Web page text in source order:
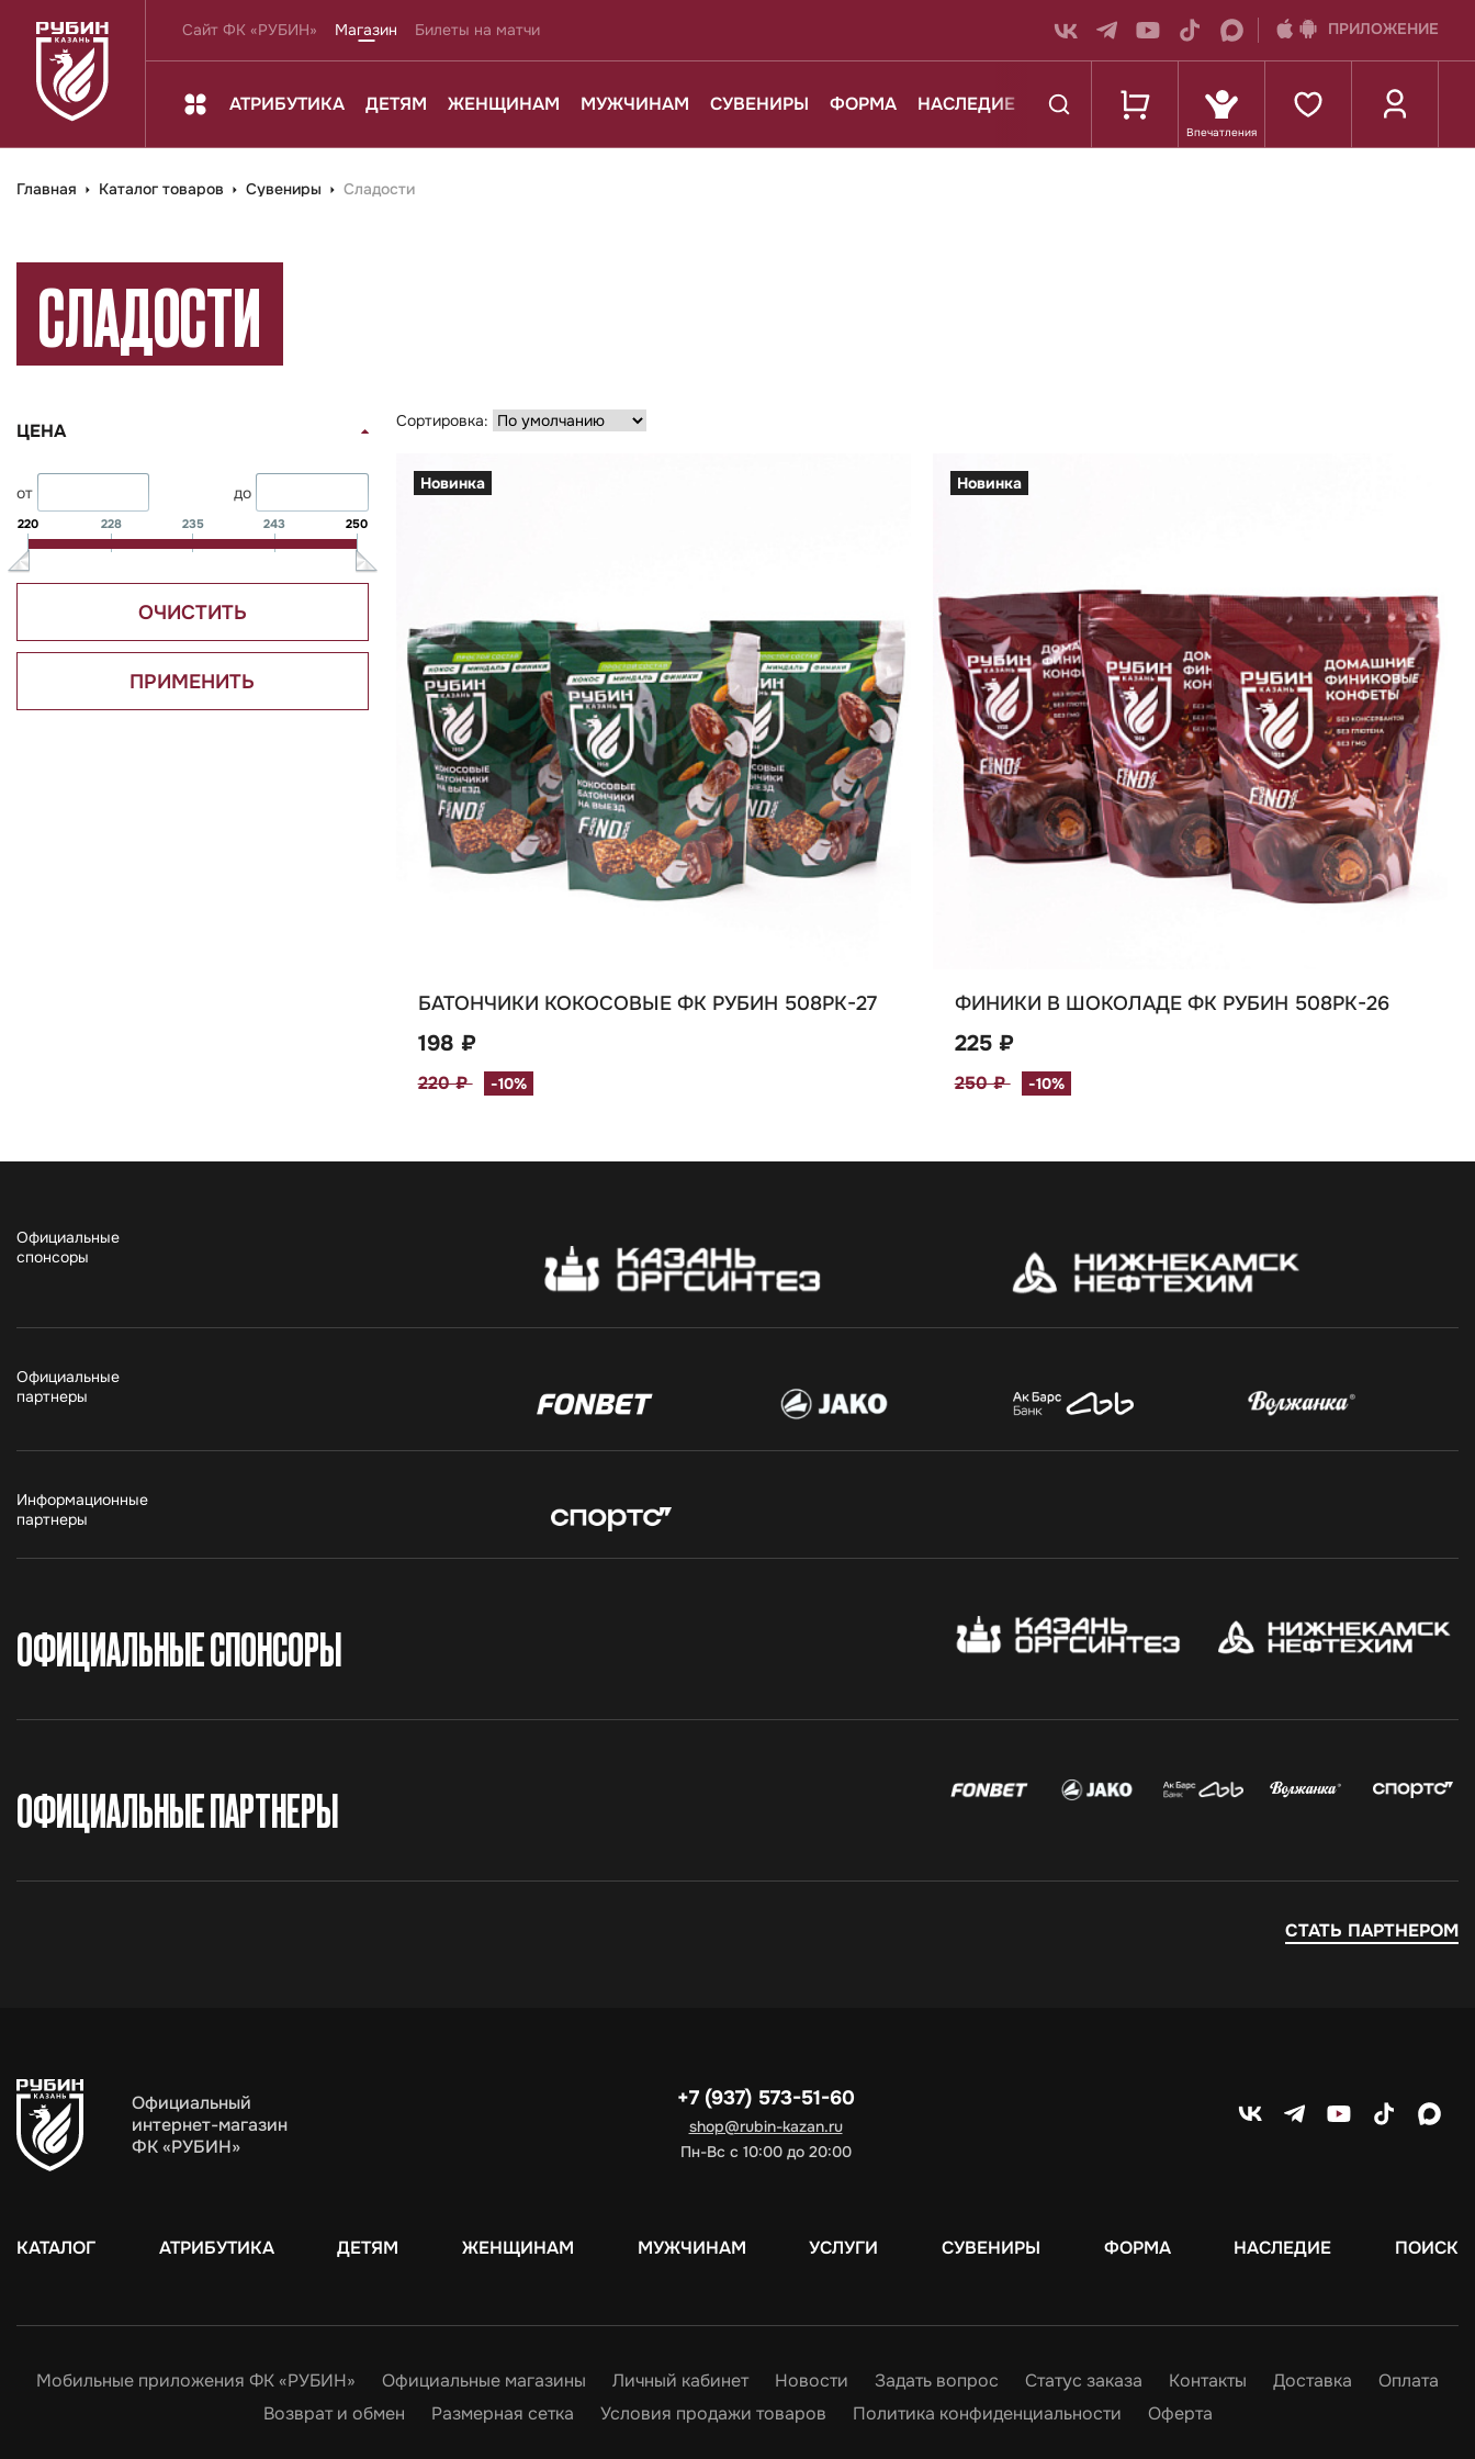
Сайт ФК «РУБИН» Магазин Билеты на матчи ПРИЛОЖЕНИЕ
АТРИБУТИКА ДЕТЯМ ЖЕНЩИНАМ МУЖЧИНАМ СУВЕНИРЫ ФОРМА НАСЛЕДИЕ К ШКОЛЕ
Главная Каталог товаров Сувениры Сладости
СЛАДОСТИ
ЦЕНА
от до
220 228 235 243 250
ОЧИСТИТЬ
ПРИМЕНИТЬ
Сортировка:
Новинка
БАТОНЧИКИ КОКОСОВЫЕ ФК РУБИН 508РК-27
198 ₽
220 ₽ -10%
Новинка
ФИНИКИ В ШОКОЛАДЕ ФК РУБИН 508РК-26
225 ₽
250 ₽ -10%
Официальные
спонсоры
Официальные
партнеры
Информационные
партнеры
ОФИЦИАЛЬНЫЕ СПОНСОРЫ
ОФИЦИАЛЬНЫЕ ПАРТНЕРЫ
СТАТЬ ПАРТНЕРОМ
Официальный
интернет-магазин
ФК «РУБИН»
+7 (937) 573-51-60
shop@rubin-kazan.ru
Пн-Вс с 10:00 до 20:00
КАТАЛОГ АТРИБУТИКА ДЕТЯМ ЖЕНЩИНАМ МУЖЧИНАМ УСЛУГИ СУВЕНИРЫ ФОРМА НАСЛЕДИЕ ПОИСК
Мобильные приложения ФК «РУБИН» Официальные магазины Личный кабинет Новости Задать вопрос Статус заказа Контакты Доставка
Оплата
Возврат и обмен
Размерная сетка Условия продажи товаров Политика конфиденциальности Оферта